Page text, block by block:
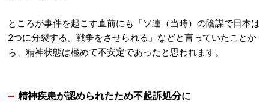
ところが事件を起こす直前にも「ソ連（当時）の陰謀で日本は
2つに分裂する。戦争をさせられる」などと言っていたことか
ら、精神状態は極めて不安定であったと思われます。
精神疾患が認められたため不起訴処分に